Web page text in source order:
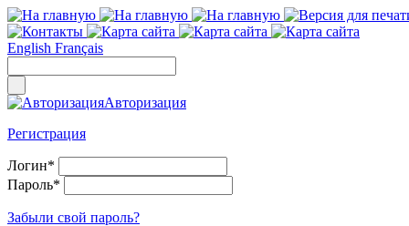
English Français
Авторизация
Регистрация
Логин*
Пароль*
Забыли свой пароль?